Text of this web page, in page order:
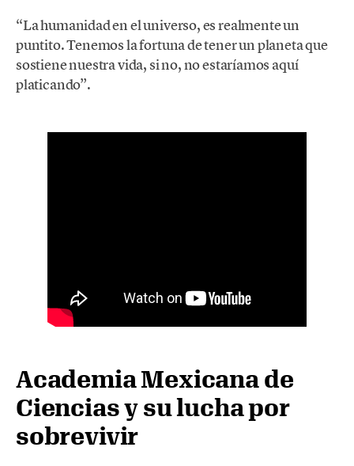
“La humanidad en el universo, es realmente un
puntito. Tenemos la fortuna de tener un planeta que
sostiene nuestra vida, si no, no estaríamos aquí
platicando”.
Academia Mexicana de
Ciencias y su lucha por
sobrevivir